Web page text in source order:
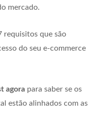
mercado.
requisitos que são
do seu e-commerce
agora para saber se os
estão alinhados com as